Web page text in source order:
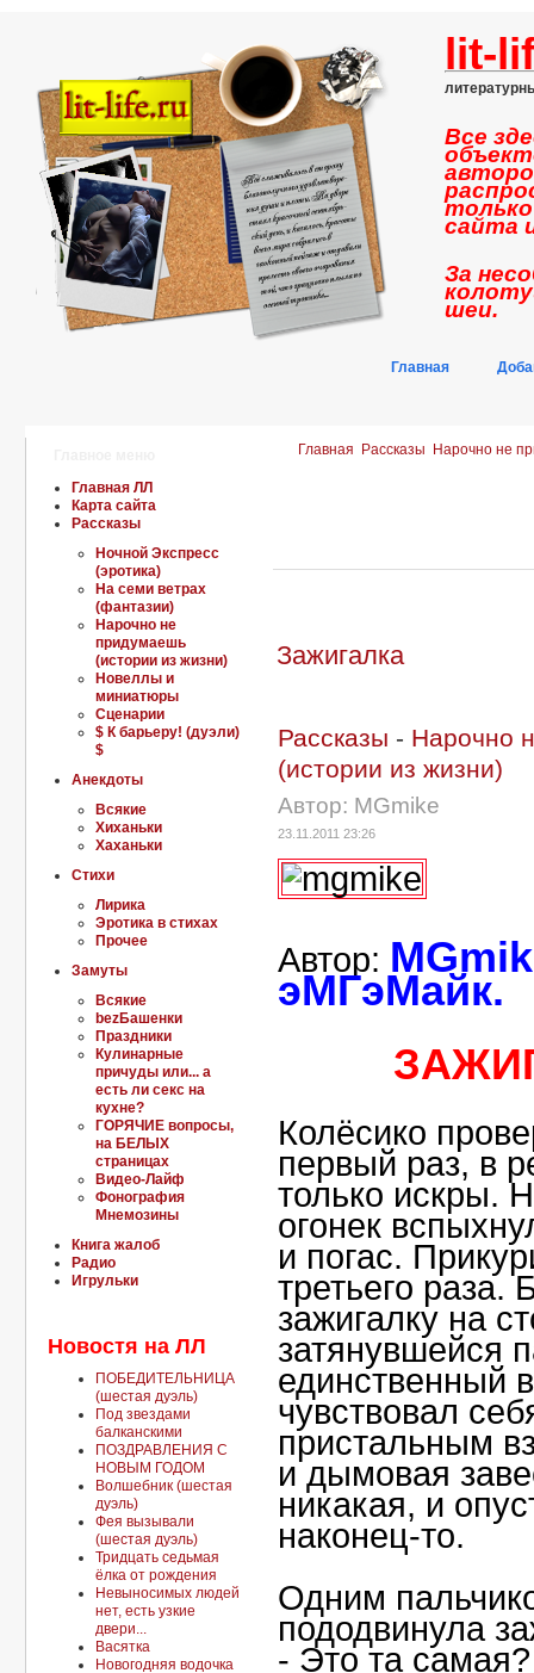
lit-
Все
сайта
За
шеи.
Главная
Главная ЛЛ
Карта сайта
Рассказы
Ночной Экспресс
(эротика)
На семи ветрах
(фантазии)
Нарочно не
придумаешь
(истории из жизни)
Новеллы и
миниатюры
Сценарии
$ К барьеру! (дуэли)
$
Анекдоты
Всякие
Хиханьки
Хаханьки
Стихи
Лирика
Эротика в стихах
Прочее
Замуты
Всякие
bеzБашенки
Праздники
Кулинарные
причуды или... а
есть ли секс на
кухне?
ГОРЯЧИЕ вопросы,
на БЕЛЫХ
страницах
Видео-Лайф
Фонография
Мнемозины
Книга жалоб
Радио
Игрульки
Новостя на ЛЛ
ПОБЕДИТЕЛЬНИЦА
(шестая дуэль)
Под звездами
балканскими
ПОЗДРАВЛЕНИЯ С
НОВЫМ ГОДОМ
Волшебник (шестая
дуэль)
Фея вызывали
(шестая дуэль)
Тридцать седьмая
ёлка от рождения
Невыносимых людей
нет, есть узкие
двери...
Васятка
Новогодняя водочка
Главная Рассказы Нарочно не
Зажигалка
Рассказы - Нарочно
(истории из жизни)
Автор: MGmike
23.11.2011 23:26
Автор:
эМГэМайк.
Колёсико
первый раз, в
только искры.
огонек
и погас.
третьего раза.
зажигалку на
затянувшейся
единственный
чувствовал
пристальным
и дымовая
никакая, и
наконец-то.
Одним
пододвинула
- Это та самая?